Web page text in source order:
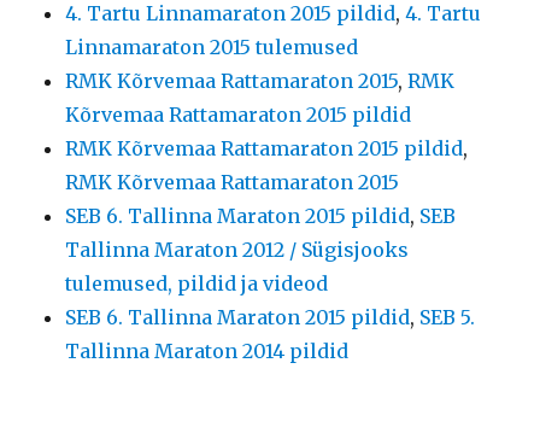
4. Tartu Linnamaraton 2015 pildid,4. Tartu
Linnamaraton 2015 tulemused
RMK Kõrvemaa Rattamaraton 2015,RMK
Kõrvemaa Rattamaraton 2015 pildid
RMK Kõrvemaa Rattamaraton 2015 pildid,
RMK Kõrvemaa Rattamaraton 2015
SEB 6. Tallinna Maraton 2015 pildid, SEB
Tallinna Maraton 2012 / Sügisjooks
tulemused, pildid ja videod
SEB 6. Tallinna Maraton 2015 pildid, SEB 5.
Tallinna Maraton 2014 pildid